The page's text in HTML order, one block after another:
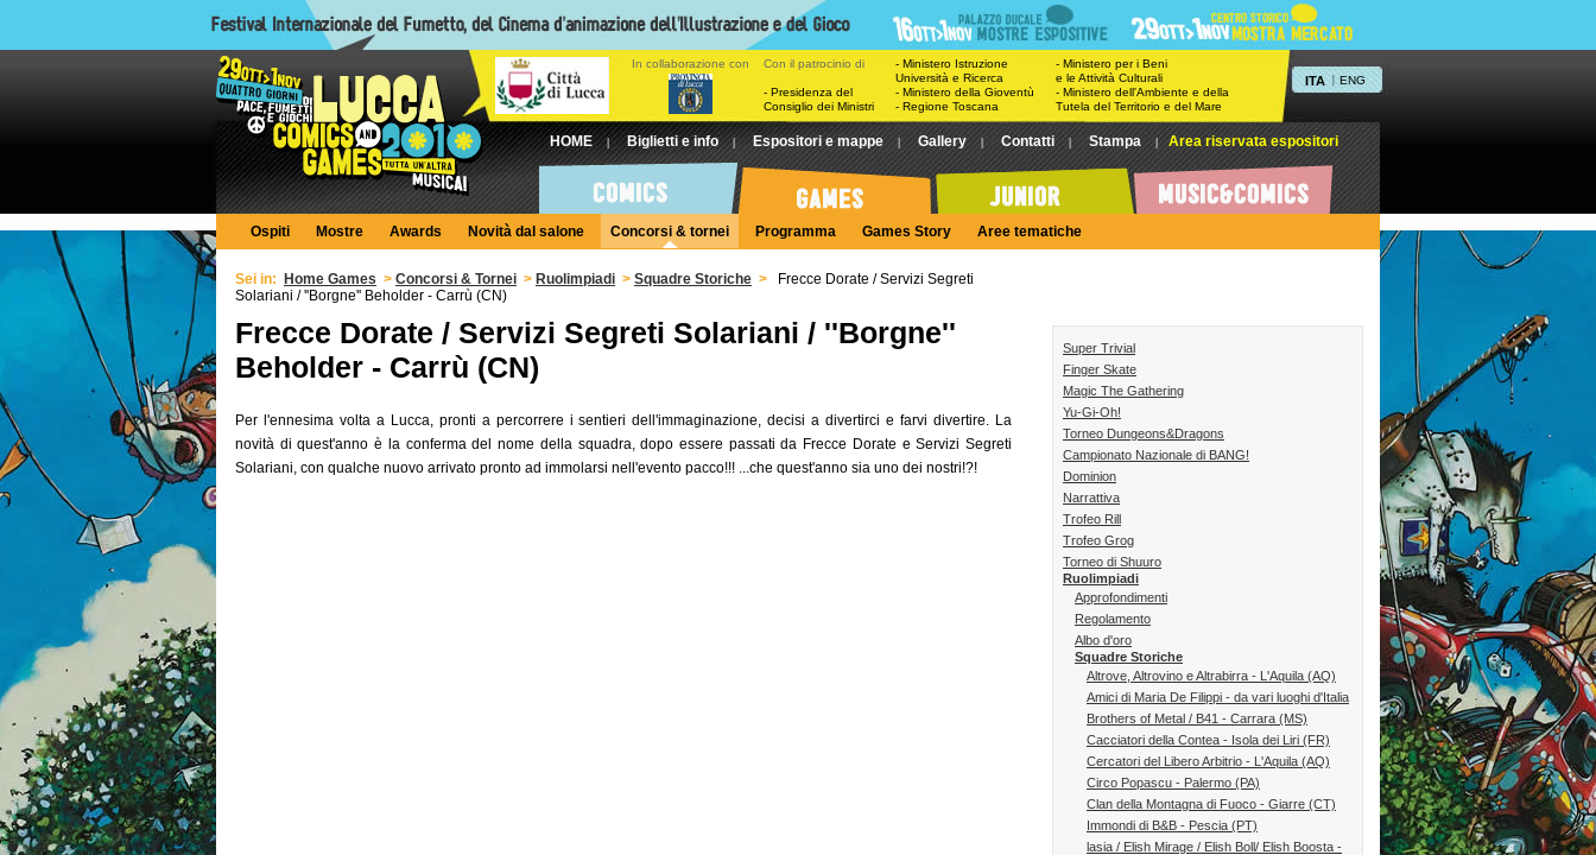
In collaborazione con Con il patrocinio di
- Presidenza del
Consiglio dei Ministri
- Ministero Istruzione
Università e Ricerca
- Ministero della Gioventù
- Regione Toscana
- Ministero per i Beni
e le Attività Culturali
- Ministero dell'Ambiente e della
Tutela del Territorio e del Mare
ITA ENG
HOME | Biglietti e info | Espositori e mappe | Gallery | Contatti | Stampa | Area riservata espositori
Ospiti Mostre Awards Novità dal salone Concorsi & tornei Programma Games Story Aree tematiche
Super Trivial
Finger Skate
Magic The Gathering
Yu-Gi-Oh!
Torneo Dungeons&Dragons
Campionato Nazionale di BANG!
Dominion
Narrattiva
Trofeo Rill
Trofeo Grog
Torneo di Shuuro
Ruolimpiadi
Approfondimenti
Regolamento
Albo d'oro
Squadre Storiche
Altrove, Altrovino e Altrabirra - L'Aquila (AQ)
Amici di Maria De Filippi - da vari luoghi d'Italia
Brothers of Metal / B41 - Carrara (MS)
Cacciatori della Contea - Isola dei Liri (FR)
Cercatori del Libero Arbitrio - L'Aquila (AQ)
Circo Popascu - Palermo (PA)
Clan della Montagna di Fuoco - Giarre (CT)
Immondi di B&B - Pescia (PT)
lasia / Elish Mirage / Elish Boll/ Elish Boosta -
Sei in: Home Games > Concorsi & Tornei > Ruolimpiadi > Squadre Storiche >
Frecce Dorate / Servizi Segreti
Solariani / ''Borgne'' Beholder - Carrù (CN)
Frecce Dorate / Servizi Segreti Solariani / ''Borgne''
Beholder - Carrù (CN)
Per l'ennesima volta a Lucca, pronti a percorrere i sentieri dell'immaginazione, decisi a divertirci e farvi divertire. La
novità di quest'anno è la conferma del nome della squadra, dopo essere passati da Frecce Dorate e Servizi Segreti
Solariani, con qualche nuovo arrivato pronto ad immolarsi nell'evento pacco!!! ...che quest'anno sia uno dei nostri!?!